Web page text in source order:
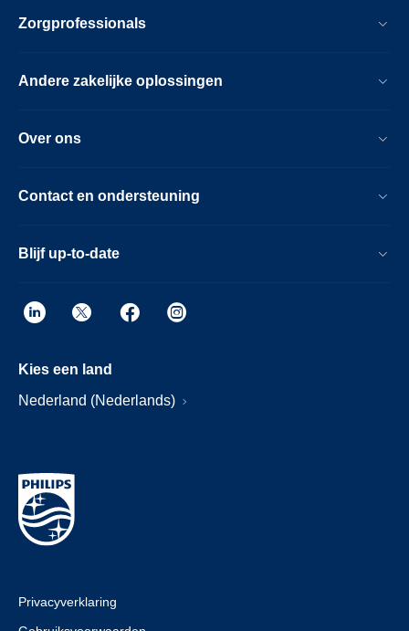
Zorgprofessionals
Andere zakelijke oplossingen
Over ons
Contact en ondersteuning
Blijf up-to-date
Kies een land
Nederland (Nederlands)
Privacyverklaring